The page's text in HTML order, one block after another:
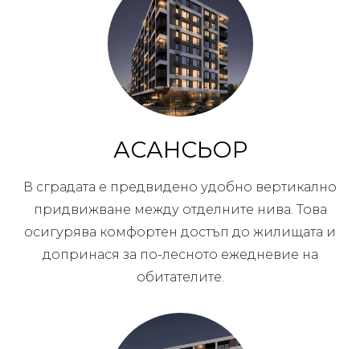
АСАНСЬОР
В сградата е предвидено удобно вертикално
придвижване между отделните нива. Това
осигурява комфортен достъп до жилищата и
допринася за по-лесното ежедневие на
обитателите.